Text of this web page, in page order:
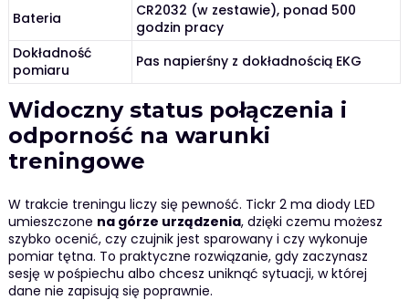
Bateria
CR2032 (w zestawie), ponad 500
godzin pracy
Dokładność
pomiaru
Pas napierśny z dokładnością EKG
Widoczny status połączenia i
odporność na warunki
treningowe
W trakcie treningu liczy się pewność. Tickr 2 ma diody LED
umieszczone na górze urządzenia, dzięki czemu możesz
szybko ocenić, czy czujnik jest sparowany i czy wykonuje
pomiar tętna. To praktyczne rozwiązanie, gdy zaczynasz
sesję w pośpiechu albo chcesz uniknąć sytuacji, w której
dane nie zapisują się poprawnie.